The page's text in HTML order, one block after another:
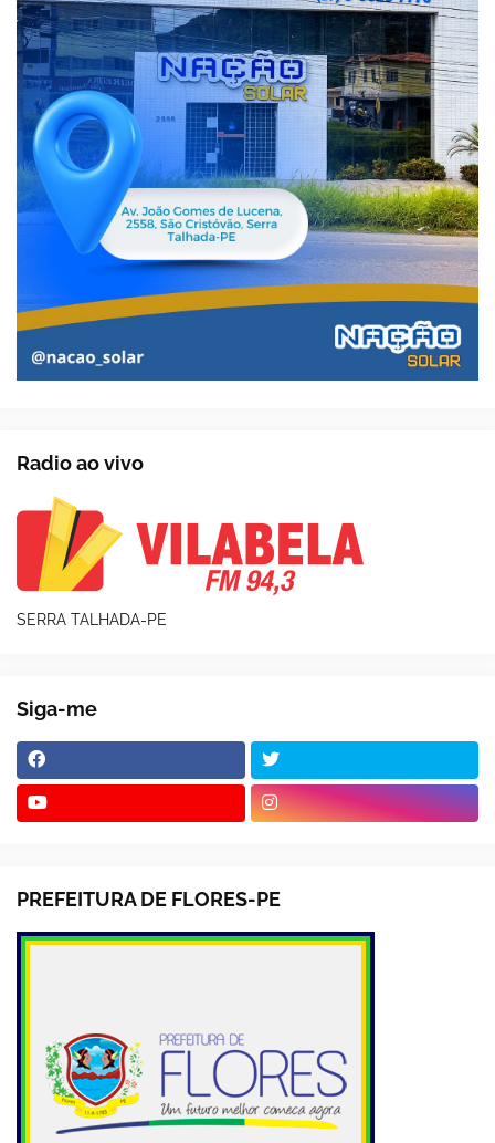
Radio ao vivo
SERRA TALHADA-PE
Siga-me
PREFEITURA DE FLORES-PE